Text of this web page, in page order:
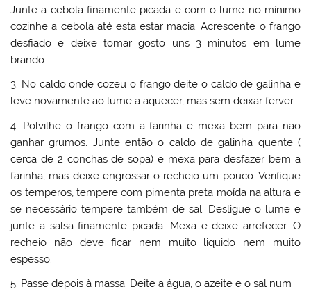
Junte a cebola finamente picada e com o lume no mínimo
cozinhe a cebola até esta estar macia. Acrescente o frango
desfiado e deixe tomar gosto uns 3 minutos em lume
brando.
3. No caldo onde cozeu o frango deite o caldo de galinha e
leve novamente ao lume a aquecer, mas sem deixar ferver.
4. Polvilhe o frango com a farinha e mexa bem para não
ganhar grumos. Junte então o caldo de galinha quente (
cerca de 2 conchas de sopa) e mexa para desfazer bem a
farinha, mas deixe engrossar o recheio um pouco. Verifique
os temperos, tempere com pimenta preta moída na altura e
se necessário tempere também de sal. Desligue o lume e
junte a salsa finamente picada. Mexa e deixe arrefecer. O
recheio não deve ficar nem muito liquido nem muito
espesso.
5. Passe depois à massa. Deite a água, o azeite e o sal num